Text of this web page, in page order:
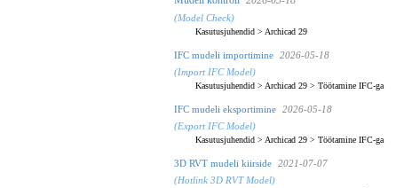
(Model Check)
Kasutusjuhendid > Archicad 29
IFC mudeli importimine
2026-05-18
(Import IFC Model)
Kasutusjuhendid > Archicad 29 > Töötamine IFC-ga
IFC mudeli eksportimine
2026-05-18
(Export IFC Model)
Kasutusjuhendid > Archicad 29 > Töötamine IFC-ga
3D RVT mudeli kiirside
2021-07-07
(Hotlink 3D RVT Model)